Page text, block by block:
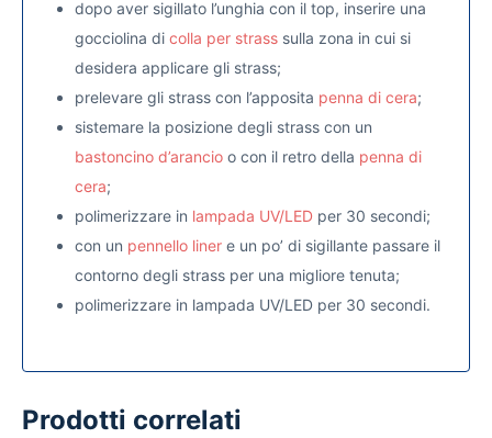
dopo aver sigillato l’unghia con il top, inserire una
gocciolina di colla per strass sulla zona in cui si
desidera applicare gli strass;
prelevare gli strass con l’apposita penna di cera;
sistemare la posizione degli strass con un
bastoncino d’arancio o con il retro della penna di
cera;
polimerizzare in lampada UV/LED per 30 secondi;
con un pennello liner e un po’ di sigillante passare il
contorno degli strass per una migliore tenuta;
polimerizzare in lampada UV/LED per 30 secondi.
Prodotti correlati